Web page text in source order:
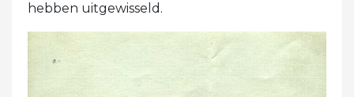
hebben uitgewisseld.